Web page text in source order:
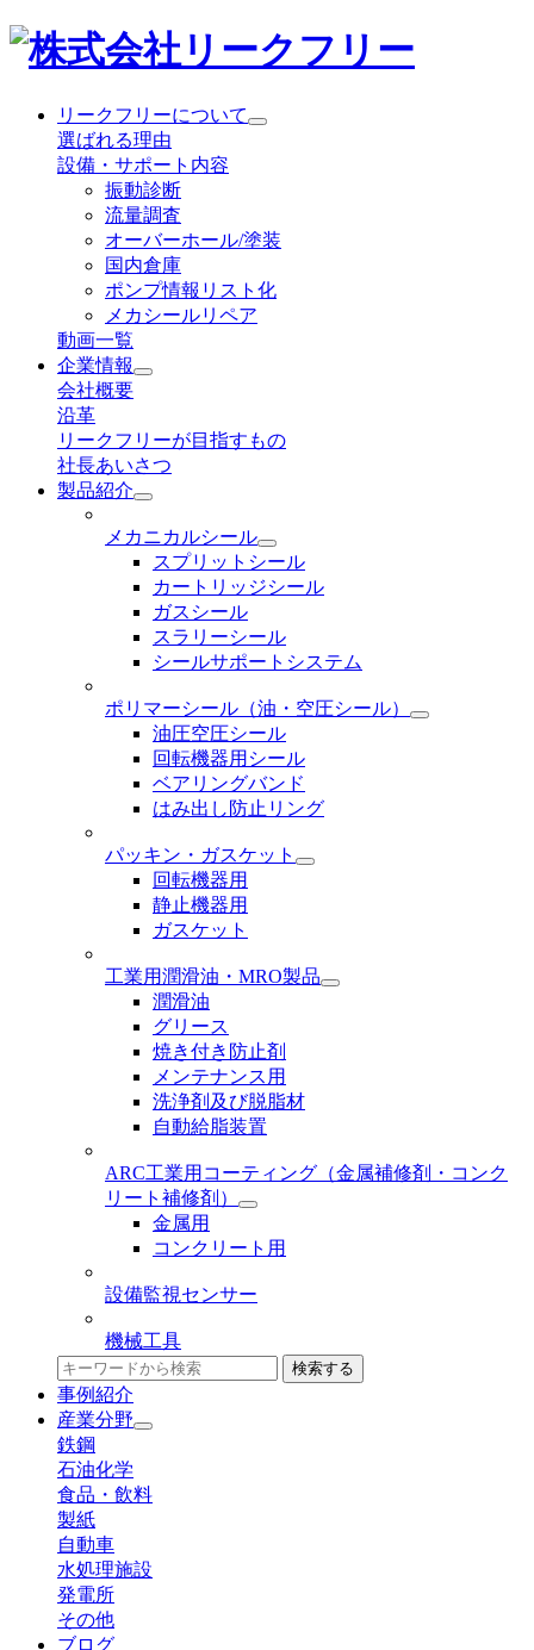
リークフリーについて
選ばれる理由
設備・サポート内容
振動診断
流量調査
オーバーホール/塗装
国内倉庫
ポンプ情報リスト化
メカシールリペア
動画一覧
企業情報
会社概要
沿革
リークフリーが目指すもの
社長あいさつ
製品紹介
メカニカルシール
スプリットシール
カートリッジシール
ガスシール
スラリーシール
シールサポートシステム
ポリマーシール （油・空圧シール）
油圧空圧シール
回転機器用シール
ベアリングバンド
はみ出し防止リング
パッキン・ガスケット
回転機器用
静止機器用
ガスケット
工業用潤滑油・MRO製品
潤滑油
グリース
焼き付き防止剤
メンテナンス用
洗浄剤及び脱脂材
自動給脂装置
ARC工業用コーティング （金属補修剤・コンク
リート補修剤）
金属用
コンクリート用
設備監視センサー
機械工具
検索する
事例紹介
産業分野
鉄鋼
石油化学
食品・飲料
製紙
自動車
水処理施設
発電所
その他
ブログ